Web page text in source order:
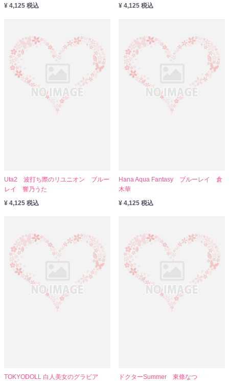
¥ 4,125 税込
¥ 4,125 税込
Uta2 波打ち際のリユニオン ブルー
レイ 響乃うた
¥ 4,125 税込
Hana Aqua Fantasy ブルーレイ 倉
木華
¥ 4,125 税込
TOKYODOLL 白人美女のグラビア
ドクターSummer 東條なつ